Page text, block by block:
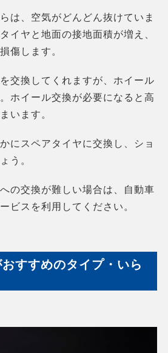
は、空気がどんどん抜けていま
イヤと地面の接地面積が増え、
傷します。
交換してくれますが、ホイール
ホイール交換が必要になると高
います。
にスペアタイヤに交換し、ショ
う。
の交換が難しい場合は、自動車
ビスを利用してください。
すすめのタイプ・いら